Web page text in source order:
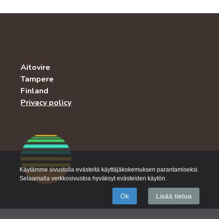
Aitovire
Tampere
Finland
Privacy policy
Käytämme sivustolla evästeitä käyttäjäkokemuksen parantamiseksi.
Selaamalla verkkosivustoa hyväksyt evästeiden käytön.
Ok Lisää tietoa